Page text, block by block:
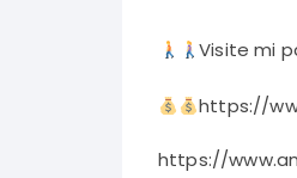
Visite mi
https://
https://